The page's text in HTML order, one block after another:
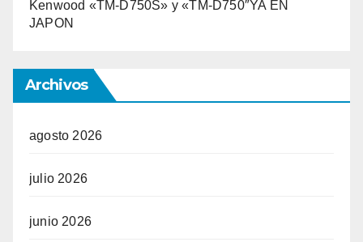
Kenwood «TM-D750S» y «TM-D750″YA EN
JAPON
Archivos
agosto 2026
julio 2026
junio 2026